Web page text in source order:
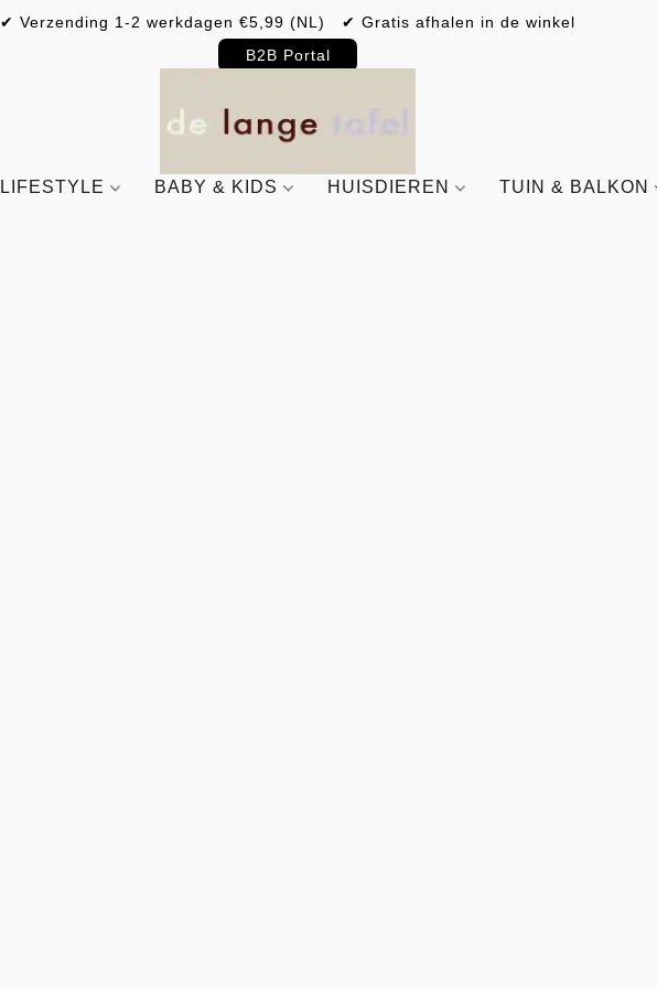
✔ Verzending 1-2 werkdagen €5,99 (NL) ✔ Gratis afhalen in de winkel
B2B Portal
LIFESTYLE BABY & KIDS HUISDIEREN TUIN & BALKON